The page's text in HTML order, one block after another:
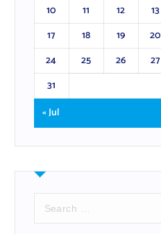
10
11 12 13
17
18 19 20
24
25 26 27
31
« Jul